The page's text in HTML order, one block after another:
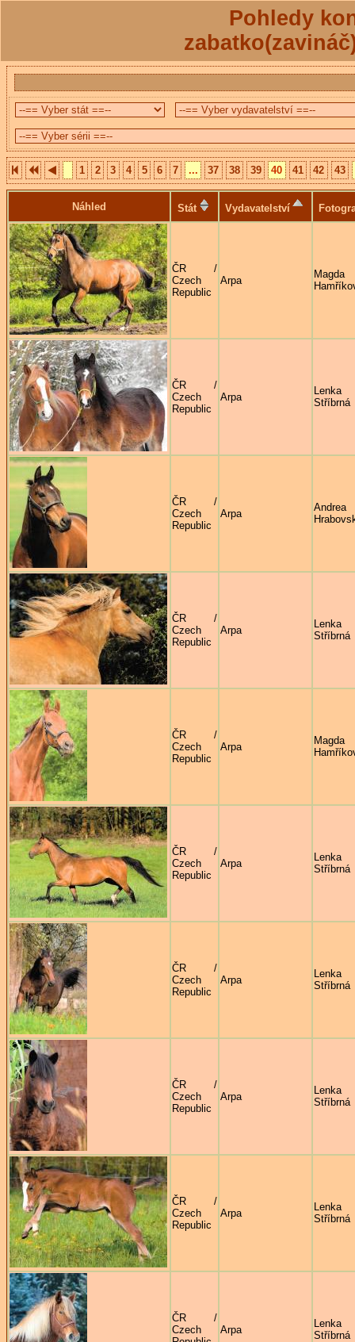
Pohledy
1 2 3 4 5 6 7 ... 37 38 39 40 41 42 43
Náhled Stát Vydavatelství
ČR /
Czech
Republic
Arpa
Magda
ČR /
Czech
Republic
Arpa
Lenka
Stříbrná
ČR /
Czech
Republic
Arpa
Andrea
ČR /
Czech
Republic
Arpa
Lenka
Stříbrná
ČR /
Czech
Republic
Arpa
Magda
ČR /
Czech
Republic
Arpa
Lenka
Stříbrná
ČR /
Czech
Republic
Arpa
Lenka
Stříbrná
ČR /
Czech
Republic
Arpa
Lenka
Stříbrná
ČR /
Czech
Republic
Arpa
Lenka
Stříbrná
ČR /
Czech
Arpa
Lenka
Stříbrná